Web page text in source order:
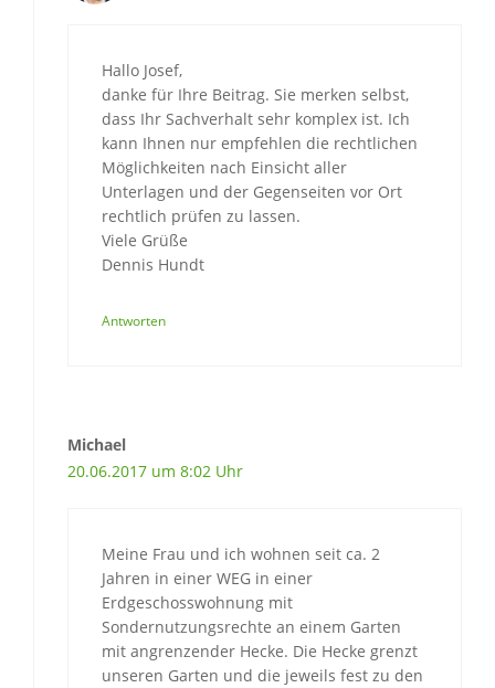
Hallo Josef,
danke für Ihre Beitrag. Sie merken selbst,
dass Ihr Sachverhalt sehr komplex ist. Ich
kann Ihnen nur empfehlen die rechtlichen
Möglichkeiten nach Einsicht aller
Unterlagen und der Gegenseiten vor Ort
rechtlich prüfen zu lassen.
Viele Grüße
Dennis Hundt
Antworten
Michael
20.06.2017 um 8:02 Uhr
Meine Frau und ich wohnen seit ca. 2
Jahren in einer WEG in einer
Erdgeschosswohnung mit
Sondernutzungsrechte an einem Garten
mit angrenzender Hecke. Die Hecke grenzt
unseren Garten und die jeweils fest zu den